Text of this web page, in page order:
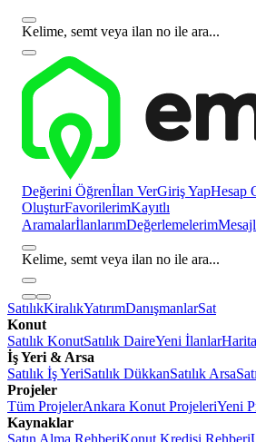
Kelime, semt veya ilan no ile ara...
Değerini Öğrenİlan VerGiriş YapHesap
OluşturFavorilerimKayıtlı
AramalarİlanlarımDeğerlemelerim
Kelime, semt veya ilan no ile ara...
SatılıkKiralıkYatırımDanışmanlarSat
Konut
Satılık KonutSatılık DaireYeni İlanlar
İş Yeri & Arsa
Satılık İş YeriSatılık DükkanSatılık Arsa
Projeler
Tüm ProjelerAnkara Konut ProjeleriYeni
Kaynaklar
Satın Alma RehberiKonut Kredisi Rehberi